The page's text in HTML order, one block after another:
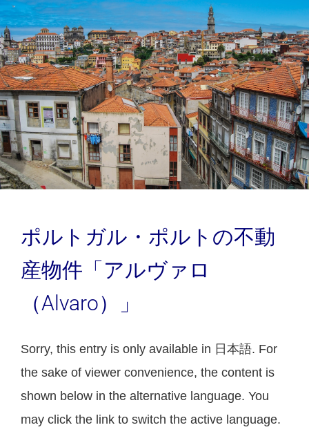
ポルトガル・ポルトの不動
産物件「アルヴァロ
（Alvaro）」
Sorry, this entry is only available in 日本語. For
the sake of viewer convenience, the content is
shown below in the alternative language. You
may click the link to switch the active language.